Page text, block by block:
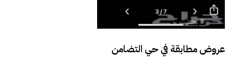
عروض مطابقة فيحي التضامن